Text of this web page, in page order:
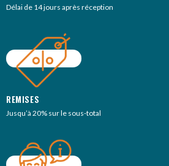
Délai de 14 jours après réception
REMISES
Jusqu’à 20% sur le sous-total